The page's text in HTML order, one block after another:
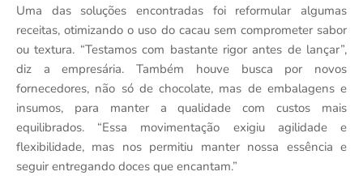
Uma das soluções encontradas foi reformular algumas
receitas, otimizando o uso do cacau sem comprometer sabor
ou textura. “Testamos com bastante rigor antes de lançar”,
diz a empresária. Também houve busca por novos
fornecedores, não só de chocolate, mas de embalagens e
insumos, para manter a qualidade com custos mais
equilibrados. “Essa movimentação exigiu agilidade e
flexibilidade, mas nos permitiu manter nossa essência e
seguir entregando doces que encantam.”